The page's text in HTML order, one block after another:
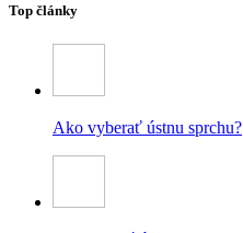
Top články
Ako vyberať ústnu sprchu?